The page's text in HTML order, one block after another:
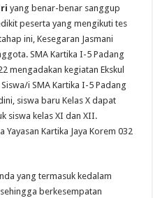
yang benar-benar sanggup
peserta yang mengikuti tes
ini, Kesegaran Jasmani
SMA Kartika I-5 Padang
mengadakan kegiatan Ekskul
i SMA Kartika I-5 Padang
siswa baru Kelas X dapat
siswa kelas XI dan XII.
Kartika Jaya Korem 032
yang termasuk kedalam
berkesempatan